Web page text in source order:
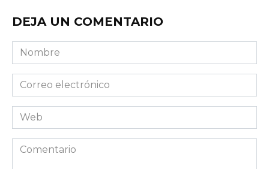
DEJA UN COMENTARIO
Nombre
Correo
electrónico
Web
Comentario